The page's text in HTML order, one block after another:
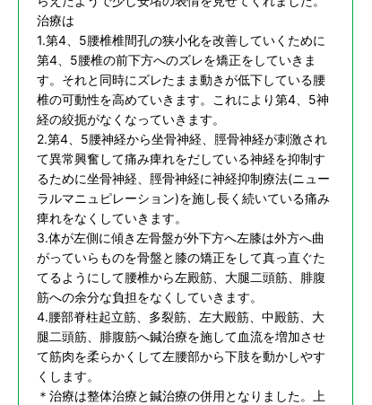
治療は
1.第4、5腰椎椎間孔の狭小化を改善していくために
第4、5腰椎の前下方へのズレを矯正をしていきま
す。それと同時にズレたまま動きが低下している腰
椎の可動性を高めていきます。これにより第4、5神
経の絞扼がなくなっていきます。
2.第4、5腰神経から坐骨神経、脛骨神経が刺激され
て異常興奮して痛み痺れをだしている神経を抑制す
るために坐骨神経、脛骨神経に神経抑制療法(ニュー
ラルマニュピレーション)を施し長く続いている痛み
痺れをなくしていきます。
3.体が左側に傾き左骨盤が外下方へ左膝は外方へ曲
がっていらものを骨盤と膝の矯正をして真っ直ぐた
てるようにして腰椎から左殿筋、大腿二頭筋、腓腹
筋への余分な負担をなくしていきます。
4.腰部脊柱起立筋、多裂筋、左大殿筋、中殿筋、大
腿二頭筋、腓腹筋へ鍼治療を施して血流を増加させ
て筋肉を柔らかくして左腰部から下肢を動かしやす
くします。
＊治療は整体治療と鍼治療の併用となりました。上